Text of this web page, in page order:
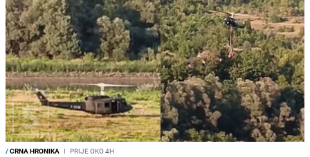
/CRNA HRONIKA I PRIJE OKO 4H